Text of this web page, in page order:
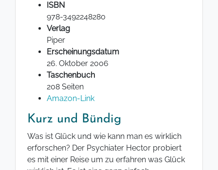
ISBN
978-3492248280
Verlag
Piper
Erscheinungsdatum
26. Oktober 2006
Taschenbuch
208 Seiten
Amazon-Link
Kurz und Bündig
Was ist Glück und wie kann man es wirklich
erforschen? Der Psychiater Hector probiert
es mit einer Reise um zu erfahren was Glück